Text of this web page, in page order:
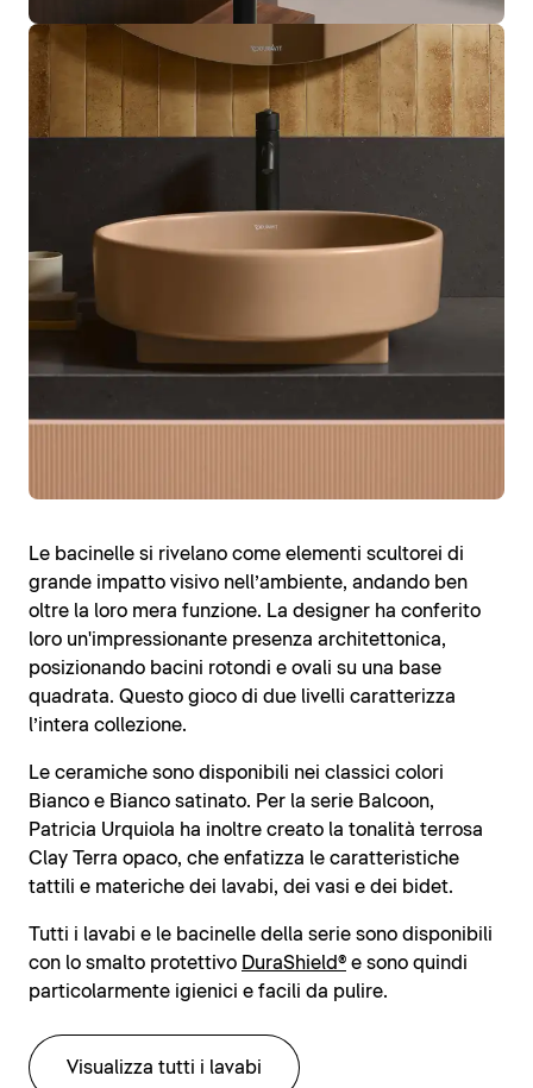
Le bacinelle si rivelano come elementi scultorei di
grande impatto visivo nell’ambiente, andando ben
oltre la loro mera funzione. La designer ha conferito
loro un'impressionante presenza architettonica,
posizionando bacini rotondi e ovali su una base
quadrata. Questo gioco di due livelli caratterizza
l’intera collezione.
Le ceramiche sono disponibili nei classici colori
Bianco e Bianco satinato. Per la serie Balcoon,
Patricia Urquiola ha inoltre creato la tonalità terrosa
Clay Terra opaco, che enfatizza le caratteristiche
tattili e materiche dei lavabi, dei vasi e dei bidet.
Tutti i lavabi e le bacinelle della serie sono disponibili
con lo smalto protettivo DuraShield® e sono quindi
particolarmente igienici e facili da pulire.
Visualizza tutti i lavabi